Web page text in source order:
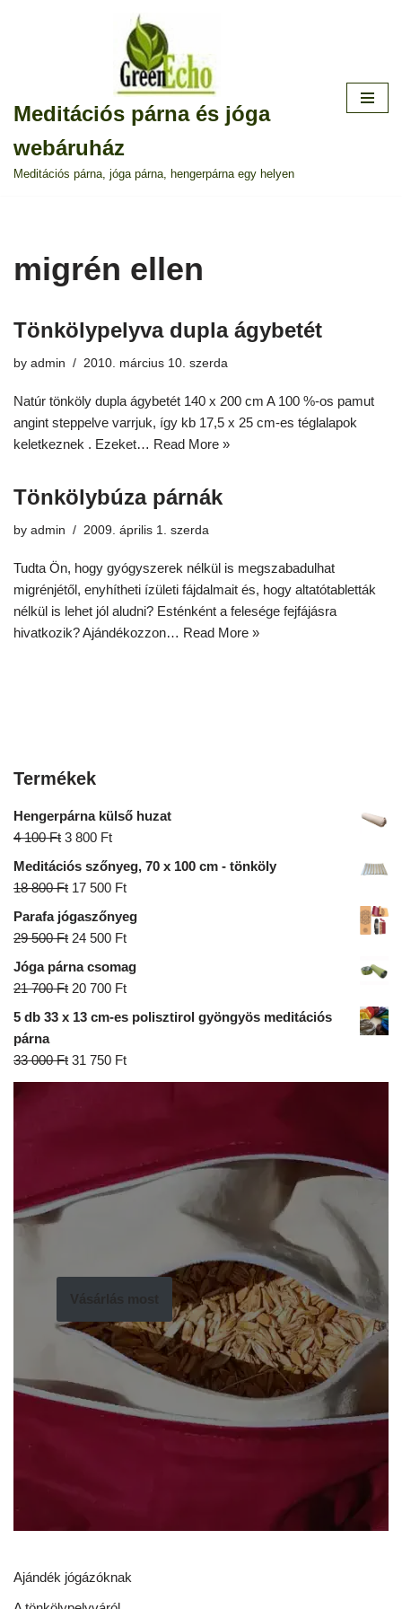
Meditációs párna és jóga
webáruház
Meditációs párna, jóga párna, hengerpárna egy helyen
migrén ellen
Tönkölypelyva dupla ágybetét
by admin 2010. március 10. szerda
Natúr tönköly dupla ágybetét 140 x 200 cm A 100 %-os pamut
angint steppelve varrjuk, így kb 17,5 x 25 cm-es téglalapok
keletkeznek . Ezeket… Read More »
Tönkölybúza párnák
by admin 2009. április 1. szerda
Tudta Ön, hogy gyógyszerek nélkül is megszabadulhat
migrénjétől, enyhítheti ízületi fájdalmait és, hogy altatótabletták
nélkül is lehet jól aludni? Esténként a felesége fejfájásra
hivatkozik? Ajándékozzon… Read More »
Termékek
Hengerpárna külső huzat
4 100Ft 3 800 Ft
Meditációs szőnyeg, 70 x 100 cm - tönköly
18 800Ft 17 500 Ft
Parafa jógaszőnyeg
29 500Ft 24 500 Ft
Jóga párna csomag
21 700Ft 20 700 Ft
5 db 33 x 13 cm-es polisztirol gyöngyös meditációs
párna
33 000Ft 31 750 Ft
Ajándék jógázóknak